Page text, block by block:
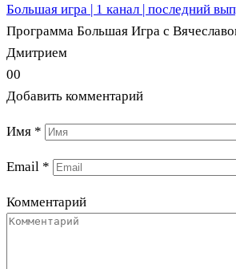
Большая игра | 1 канал | последний
Программа Большая Игра с
Дмитрием
00
Добавить комментарий
Имя *
Email *
Комментарий